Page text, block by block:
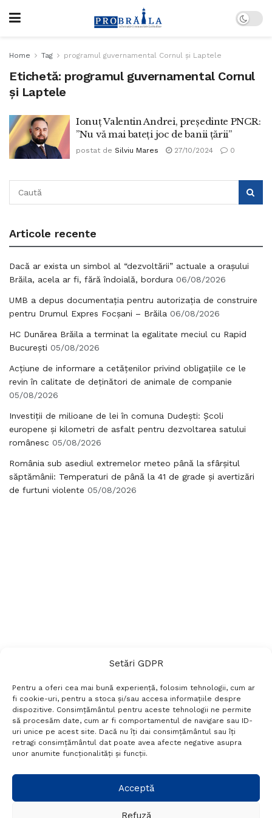
Setări GDPR
Pentru a oferi cea mai bună experiență, folosim tehnologii, cum ar
fi cookie-uri, pentru a stoca și/sau accesa informațiile despre
dispozitive. Consimțământul pentru aceste tehnologii ne permite
să procesăm date, cum ar fi comportamentul de navigare sau ID-
uri unice pe acest site. Dacă nu îți dai consimțământul sau îți
retragi consimțământul dat poate avea afecte negative asupra
unor anumite funcționalități și funcții.
Acceptă
Refuză
Home Tag programul guvernamental Cornul și Laptele
Etichetă: programul guvernamental Cornul
și Laptele
Ionuț Valentin Andrei, președinte PNCR:
”Nu vă mai bateți joc de banii țării”
postat de Silviu Mares 27/10/2024 0
Articole recente
Dacă ar exista un simbol al “dezvoltării” actuale a orașului
Brăila, acela ar fi, fără îndoială, bordura 06/08/2026
UMB a depus documentația pentru autorizația de construire
pentru Drumul Expres Focșani – Brăila 06/08/2026
HC Dunărea Brăila a terminat la egalitate meciul cu Rapid
București 05/08/2026
Acțiune de informare a cetățenilor privind obligațiile ce le
revin în calitate de deținători de animale de companie
05/08/2026
Investiții de milioane de lei în comuna Dudești: Școli
europene și kilometri de asfalt pentru dezvoltarea satului
românesc 05/08/2026
România sub asediul extremelor meteo până la sfârșitul
săptămânii: Temperaturi de până la 41 de grade și avertizări
de furtuni violente 05/08/2026
Termeni si conditii
Politică de confidențialitate
Politica cookies
Setări GDPR
+40 788 760 194